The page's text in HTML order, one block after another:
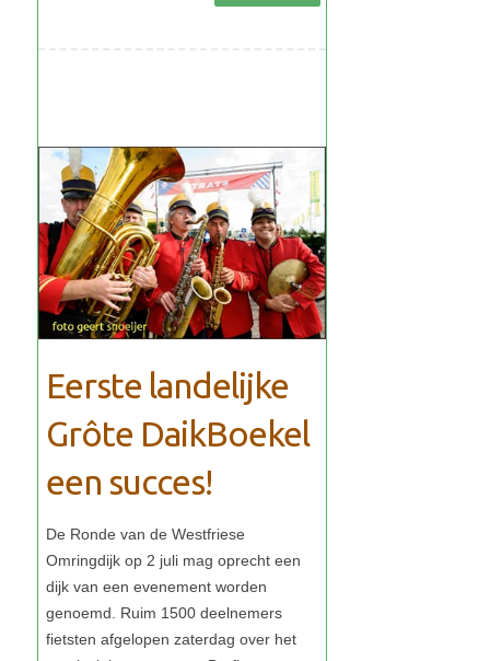
Eerste landelijke
Grôte DaikBoekel
een succes!